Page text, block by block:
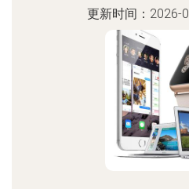
更新时间：2026-